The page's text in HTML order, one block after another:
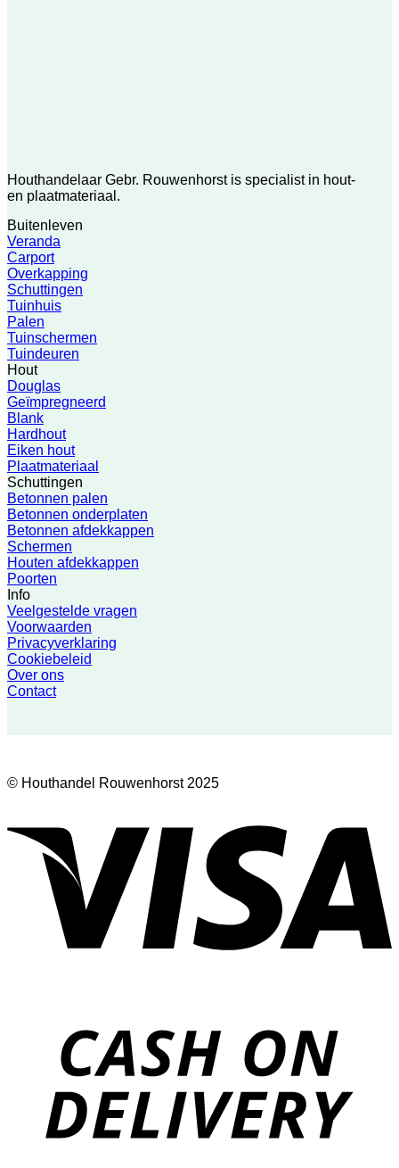
Houthandelaar Gebr. Rouwenhorst is specialist in hout-
en plaatmateriaal.
Buitenleven
Veranda
Carport
Overkapping
Schuttingen
Tuinhuis
Palen
Tuinschermen
Tuindeuren
Hout
Douglas
Geïmpregneerd
Blank
Hardhout
Eiken hout
Plaatmateriaal
Schuttingen
Betonnen palen
Betonnen onderplaten
Betonnen afdekkappen
Schermen
Houten afdekkappen
Poorten
Info
Veelgestelde vragen
Voorwaarden
Privacyverklaring
Cookiebeleid
Over ons
Contact
© Houthandel Rouwenhorst 2025